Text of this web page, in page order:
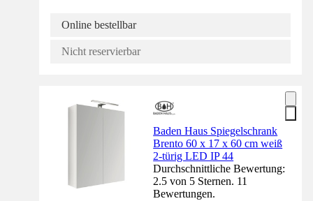
Online bestellbar
Nicht reservierbar
Baden Haus Spiegelschrank
Brento 60 x 17 x 60 cm weiß
2-türig LED IP 44
Durchschnittliche Bewertung:
2.5 von 5 Sternen. 11
Bewertungen.